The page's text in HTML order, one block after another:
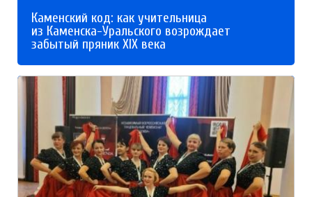
Каменский код: как учительница
из Каменска-Уральского возрождает
забытый пряник XIX века